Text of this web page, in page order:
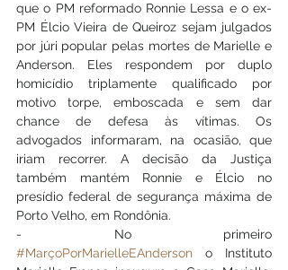
que o PM reformado Ronnie Lessa e o ex-
PM Élcio Vieira de Queiroz sejam julgados
por júri popular pelas mortes de Marielle e
Anderson. Eles respondem por duplo
homicídio triplamente qualificado por
motivo torpe, emboscada e sem dar
chance de defesa às vítimas. Os
advogados informaram, na ocasião, que
iriam recorrer. A decisão da Justiça
também mantém Ronnie e Élcio no
presídio federal de segurança máxima de
Porto Velho, em Rondônia.
#MarçoPorMarielleEAnderson o Instituto